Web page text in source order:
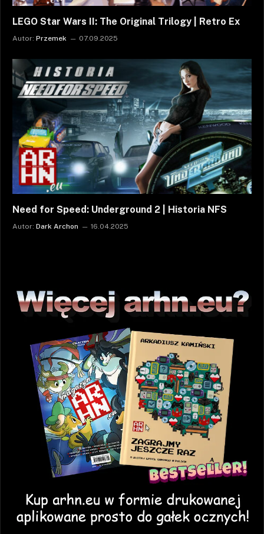
LEGO Star Wars II: The Original Trilogy | Retro Ex
Autor: Przemek 07.09.2025
Need for Speed: Underground 2 | Historia NFS
Autor: Dark Archon 16.04.2025